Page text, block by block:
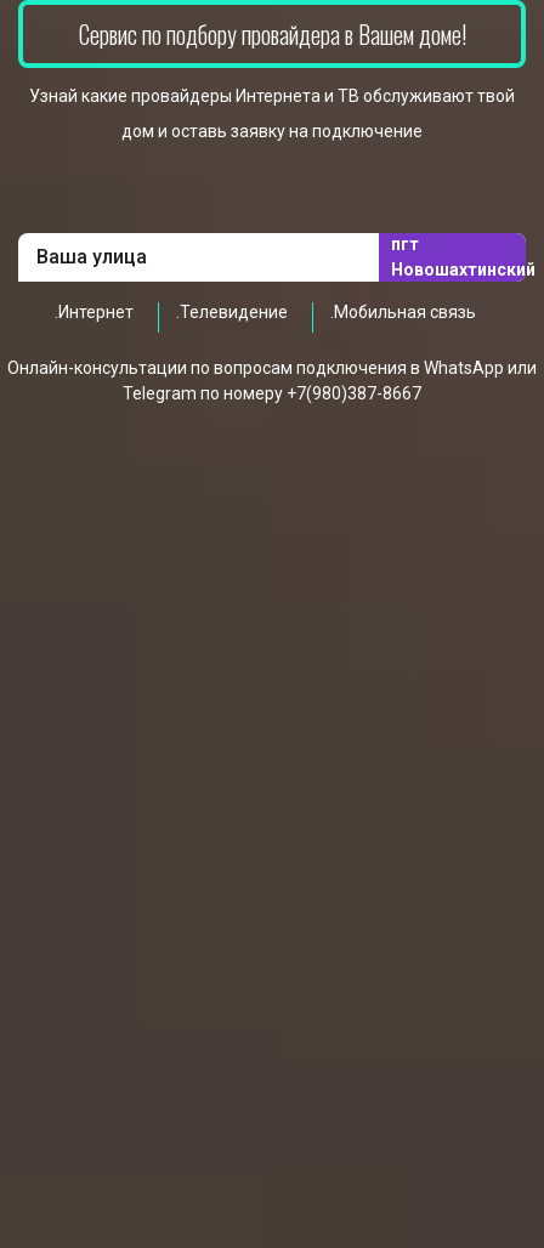
Сервис по подбору провайдера в Вашем доме!
Узнай какие провайдеры Интернета и ТВ обслуживают твой
дом и оставь заявку на подключение
пгт
Новошахтинский
.Интернет .Телевидение .Мобильная связь
Онлайн-консультации по вопросам подключения в WhatsApp или
Telegram по номеру +7(980)387-8667